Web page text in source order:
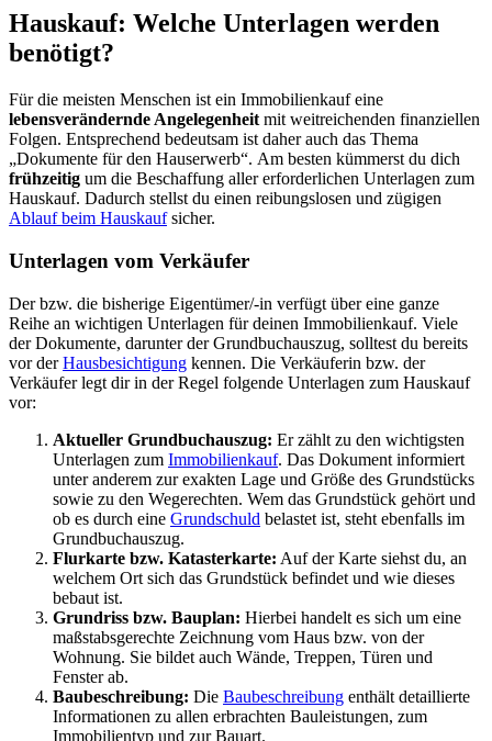
Hauskauf: Welche Unterlagen werden
benötigt?
Für die meisten Menschen ist ein Immobilienkauf eine
lebensverändernde Angelegenheit mit weitreichenden finanziellen
Folgen. Entsprechend bedeutsam ist daher auch das Thema
„Dokumente für den Hauserwerb“. Am besten kümmerst du dich
frühzeitig um die Beschaffung aller erforderlichen Unterlagen zum
Hauskauf. Dadurch stellst du einen reibungslosen und zügigen
Ablauf beim Hauskaufsicher.
Unterlagen vom Verkäufer
Der bzw. die bisherige Eigentümer/-in verfügt über eine ganze
Reihe an wichtigen Unterlagen für deinen Immobilienkauf. Viele
der Dokumente, darunter der Grundbuchauszug, solltest du bereits
vor derHausbesichtigung kennen. Die Verkäuferin bzw. der
Verkäufer legt dir in der Regel folgende Unterlagen zum Hauskauf
vor:
Aktueller Grundbuchauszug: Er zählt zu den wichtigsten
Unterlagen zum Immobilienkauf. Das Dokument informiert
unter anderem zur exakten Lage und Größe des Grundstücks
sowie zu den Wegerechten. Wem das Grundstück gehört und
ob es durch eine Grundschuld belastet ist, steht ebenfalls im
Grundbuchauszug.
Flurkarte bzw. Katasterkarte: Auf der Karte siehst du, an
welchem Ort sich das Grundstück befindet und wie dieses
bebaut ist.
Grundriss bzw. Bauplan: Hierbei handelt es sich um eine
maßstabsgerechte Zeichnung vom Haus bzw. von der
Wohnung. Sie bildet auch Wände, Treppen, Türen und
Fenster ab.
Baubeschreibung: Die Baubeschreibung enthält detaillierte
Informationen zu allen erbrachten Bauleistungen, zum
Immobilientyp und zur Bauart.